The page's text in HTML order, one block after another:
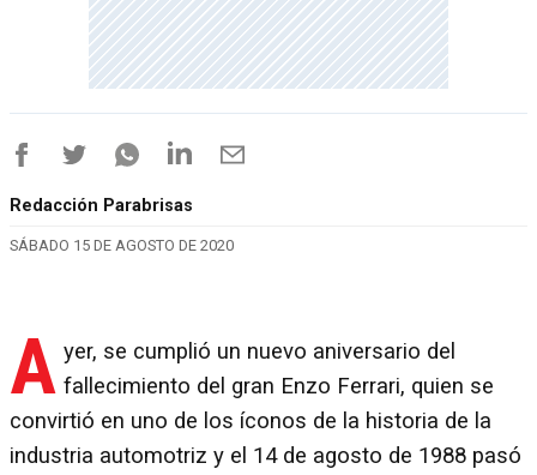
Redacción Parabrisas
SÁBADO 15 DE AGOSTO DE 2020
A yer, se cumplió un nuevo aniversario del
fallecimiento del gran Enzo Ferrari, quien se
convirtió en uno de los íconos de la historia de la
industria automotriz y el 14 de agosto de 1988 pasó